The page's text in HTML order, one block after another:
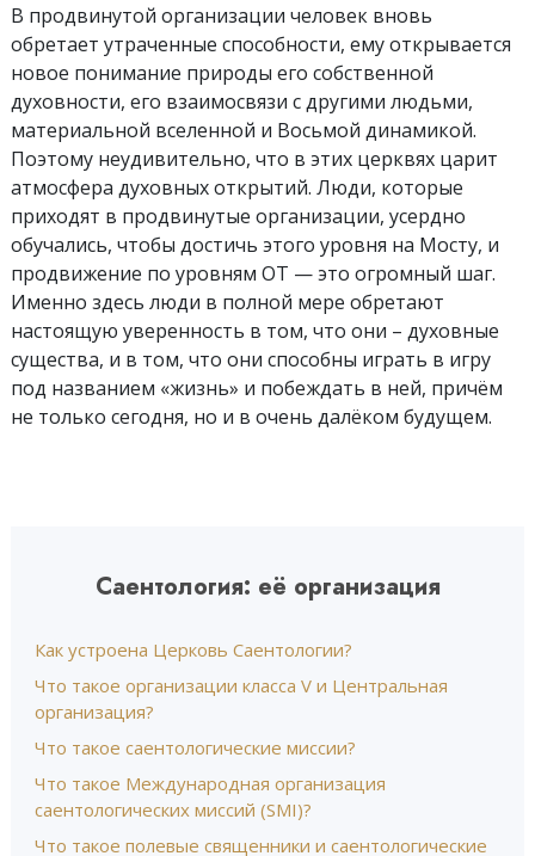
В продвинутой организации человек вновь
обретает утраченные способности, ему открывается
новое понимание природы его собственной
духовности, его взаимосвязи с другими людьми,
материальной вселенной и Восьмой динамикой.
Поэтому неудивительно, что в этих церквях царит
атмосфера духовных открытий. Люди, которые
приходят в продвинутые организации, усердно
обучались, чтобы достичь этого уровня на Мосту, и
продвижение по уровням ОТ — это огромный шаг.
Именно здесь люди в полной мере обретают
настоящую уверенность в том, что они – духовные
существа, и в том, что они способны играть в игру
под названием «жизнь» и побеждать в ней, причём
не только сегодня, но и в очень далёком будущем.
Саентология: её организация
Как устроена Церковь Саентологии?
Что такое организации класса V и Центральная
организация?
Что такое саентологические миссии?
Что такое Международная организация
саентологических миссий (SMI)?
Что такое полевые священники и саентологические